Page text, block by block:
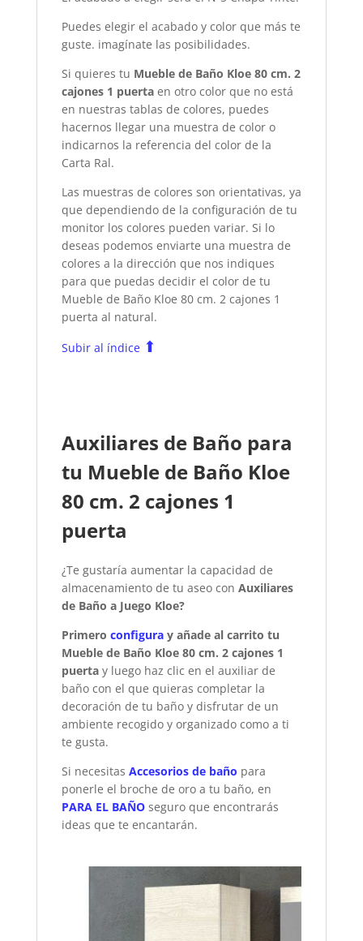
Puedes elegir el acabado y color que más te
guste. imagínate las posibilidades.
Si quieres tu Mueble de Baño Kloe 80 cm. 2
cajones 1 puertaen otro color que no está
en nuestras tablas de colores, puedes
hacernos llegar una muestra de color o
indicarnos la referencia del color de la
Carta Ral.
Las muestras de colores son orientativas, ya
que dependiendo de la configuración de tu
monitor los colores pueden variar. Si lo
deseas podemos enviarte una muestra de
colores a la dirección que nos indiques
para que puedas decidir el color de tu
Mueble de Baño Kloe 80 cm. 2 cajones 1
puerta al natural.
Subir al índice ⬆
Auxiliares de Baño para
tu Mueble de Baño Kloe
80 cm. 2 cajones 1
puerta
¿Te gustaría aumentar la capacidad de
almacenamiento de tu aseo con Auxiliares
de Baño a Juego Kloe?
Primero configuray añade al carrito tu
Mueble de Baño Kloe 80 cm. 2 cajones 1
puerta y luego haz clic en el auxiliar de
baño con el que quieras completar la
decoración de tu baño y disfrutar de un
ambiente recogido y organizado como a ti
te gusta.
Si necesitas Accesorios de baño para
ponerle el broche de oro a tu baño, en
PARA EL BAÑOseguro que encontrarás
ideas que te encantarán.